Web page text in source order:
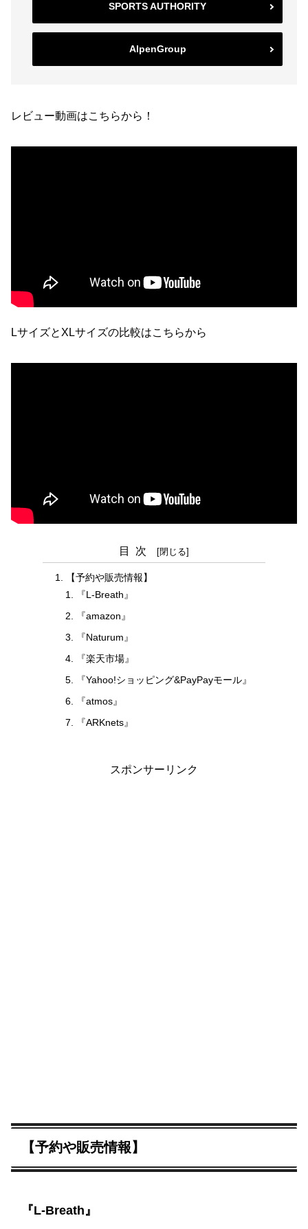
SPORTS AUTHORITY
AlpenGroup
レビュー動画はこちらから！
LサイズとXLサイズの比較はこちらから
目次
【予約や販売情報】
『L-Breath』
『amazon』
『Naturum』
『楽天市場』
『Yahoo!ショッピング&PayPayモール』
『atmos』
『ARKnets』
スポンサーリンク
【予約や販売情報】
『L-Breath』